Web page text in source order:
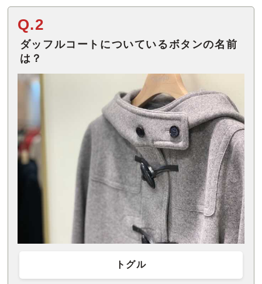
Q.2
ダッフルコートについているボタンの名前
は？
トグル